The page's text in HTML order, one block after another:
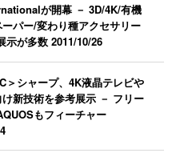
が開幕 － 3D/4K/有機
パー/変わり種アクセサリー
示が多数2011/10/26
＞シャープ、4K液晶テレビや
新技術を参考展示 － フリー
もフィーチャー